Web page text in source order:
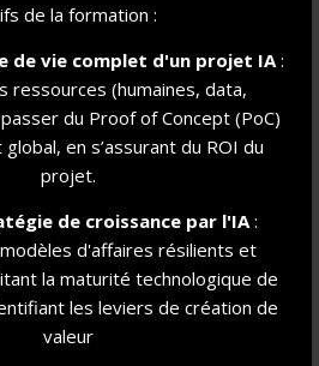
de la formation :
de vie complet d'un projet IA:
ressources (humaines, data,
du Proof of Concept (PoC)
en s’assurant du ROI du
projet.
de croissance par l'IA:
d'affaires résilients et
la maturité technologique de
les leviers de création de
valeur
des risques, ... à les assumer
aussi.
ONFIANCE